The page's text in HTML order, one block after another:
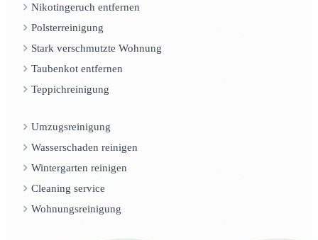
Nikotingeruch entfernen
Polsterreinigung
Stark verschmutzte Wohnung
Taubenkot entfernen
Teppichreinigung
Umzugsreinigung
Wasserschaden reinigen
Wintergarten reinigen
Cleaning service
Wohnungsreinigung